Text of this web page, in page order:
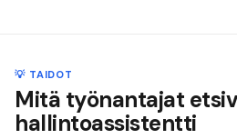
💡 TAIDOT
Mitä työnantajat
hallintoassistentti